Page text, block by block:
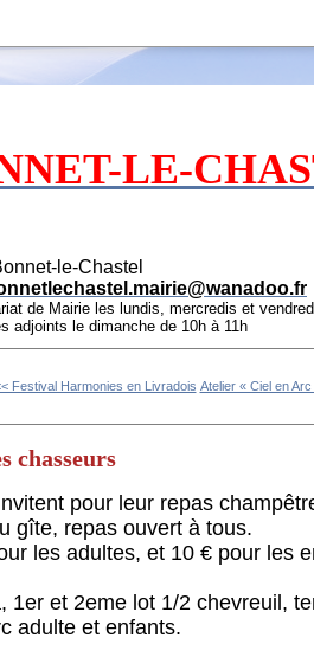
LE-
le-Chastel
de Mairie les lundis, mercredis et
adjoints le dimanche de 10h à 11h
Festival Harmonies en Livradois Atelier « Ciel en Arc
chasseurs
pour leur repas
gîte, repas ouvert à tous.
les adultes, et 10 € pour les
1er et 2eme lot 1/2 chevreuil,
adulte et enfants.